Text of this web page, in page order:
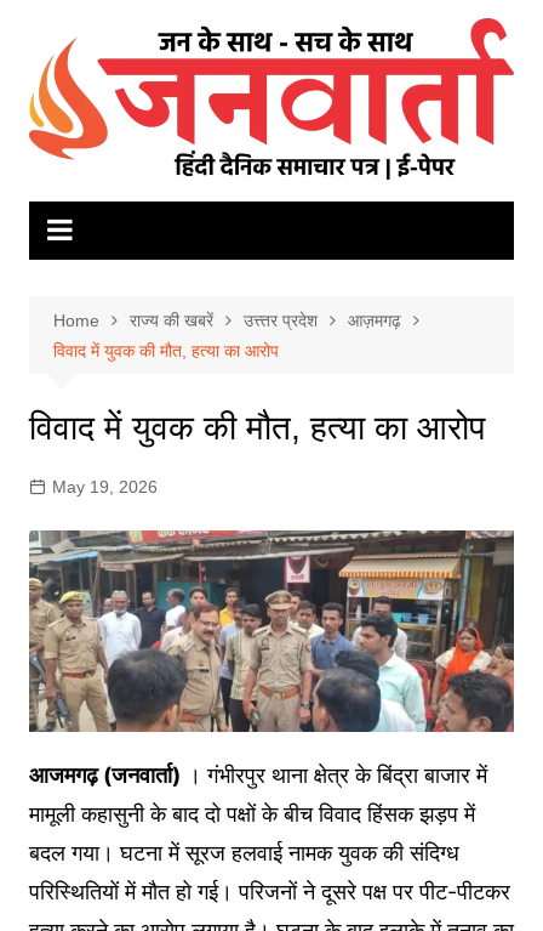
content
Home राज्य की खबरें उत्त्तर प्रदेश
आज़मगढ़
विवाद में युवक की मौत, हत्या का आरोप
विवाद में युवक की मौत, हत्या का आरोप
May 19, 2026
आजमगढ़ (जनवार्ता) । गंभीरपुर थाना क्षेत्र के बिंद्रा बाजार में
मामूली कहासुनी के बाद दो पक्षों के बीच विवाद हिंसक झड़प में
बदल गया। घटना में सूरज हलवाई नामक युवक की संदिग्ध
परिस्थितियों में मौत हो गई। परिजनों ने दूसरे पक्ष पर पीट-पीटकर